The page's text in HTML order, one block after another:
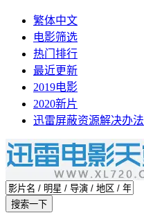
繁体中文
电影筛选
热门排行
最近更新
2019电影
2020新片
迅雷屏蔽资源解决办法